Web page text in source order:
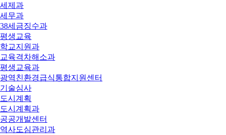
세제과
세무과
38세금징수과
평생교육
학교지원과
교육격차해소과
평생교육과
광역친환경급식통합지원센터
기술심사
도시계획
도시계획과
공공개발센터
역사도심관리과